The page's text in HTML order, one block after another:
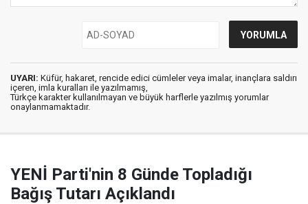
UYARI: Küfür, hakaret, rencide edici cümleler veya imalar, inançlara saldırı
içeren, imla kuralları ile yazılmamış,
Türkçe karakter kullanılmayan ve büyük harflerle yazılmış yorumlar
onaylanmamaktadır.
YENİ Parti'nin 8 Günde Topladığı
Bağış Tutarı Açıklandı